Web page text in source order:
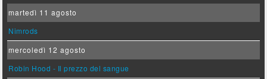
martedì 11 agosto
Nimrods
mercoledì 12 agosto
Robin Hood - Il prezzo del sangue